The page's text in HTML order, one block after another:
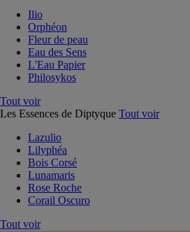
Ilio
Orphéon
Fleur de peau
Eau des Sens
L'Eau Papier
Philosykos
Tout voir
Les Essences de Diptyque Tout voir
Lazulio
Lilyphéa
Bois Corsé
Lunamaris
Rose Roche
Corail Oscuro
Tout voir